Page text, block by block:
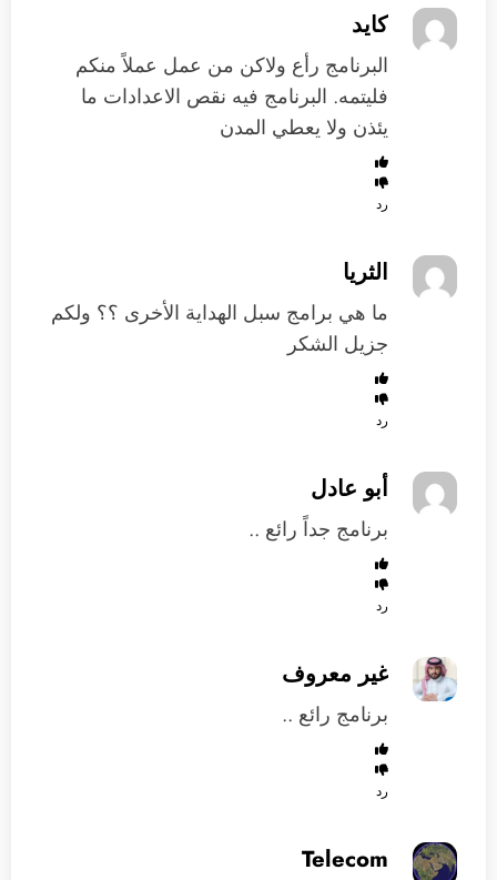
كايد
البرنامج رأع ولاكن من عمل عملاً منكم
فليتمه. البرنامج فيه نقص الاعدادات ما
يئذن ولا يعطي المدن
رد
الثريا
ما هي برامج سبل الهداية الأخرى ؟؟ ولكم
جزيل الشكر
رد
أبو عادل
برنامج جداً رائع ..
رد
غير معروف
برنامج رائع ..
رد
Telecom